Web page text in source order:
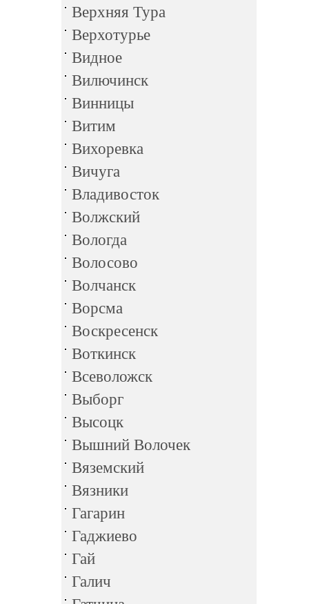
Верхняя Тура
Верхотурье
Видное
Вилючинск
Винницы
Витим
Вихоревка
Вичуга
Владивосток
Волжский
Вологда
Волосово
Волчанск
Ворсма
Воскресенск
Воткинск
Всеволожск
Выборг
Высоцк
Вышний Волочек
Вяземский
Вязники
Гагарин
Гаджиево
Гай
Галич